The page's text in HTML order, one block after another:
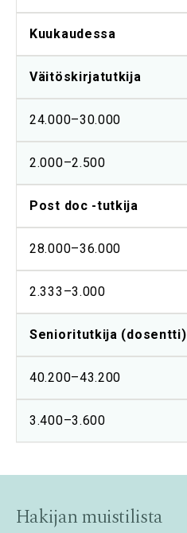
Kuukaudessa
Väitöskirjatutkija
24.000–30.000
2.000–2.500
Post doc -tutkija
28.000–36.000
2.333–3.000
Senioritutkija (dosentti)
40.200–43.200
3.400–3.600
Hakijan muistilista